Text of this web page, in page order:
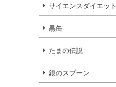
サイエンスダイエット
黒缶
たまの伝説
銀のスプーン